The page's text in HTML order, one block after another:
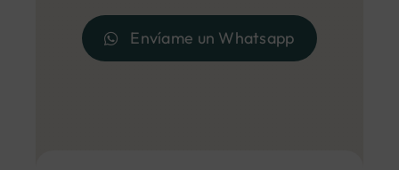
Envíame un Whatsapp